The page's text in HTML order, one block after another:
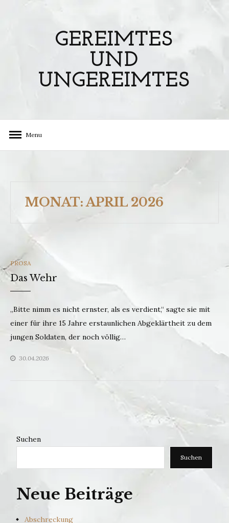
GEREIMTES
UND
UNGEREIMTES
Menu
MONAT:APRIL 2026
CATEGORIES
PROSA
Das Wehr
„Bitte nimm es nicht ernster, als es verdient,“ sagte sie mit
einer für ihre 15 Jahre erstaunlichen Abgeklärtheit zu dem
jungen Soldaten, der noch völlig…
30.04.2026
Suchen
Suchen
Neue Beiträge
Abschreckung